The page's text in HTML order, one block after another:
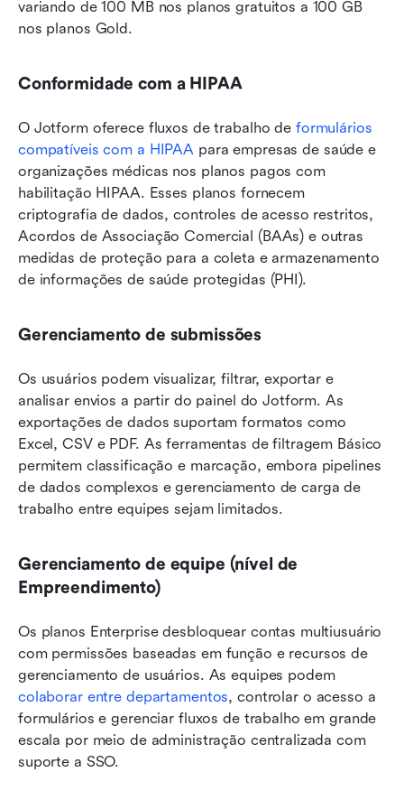
variando de 100 MB nos planos gratuitos a 100 GB
nos planos Gold.
Conformidade com a HIPAA
O Jotform oferece fluxos de trabalho de formulários
compatíveis com a HIPAA para empresas de saúde e
organizações médicas nos planos pagos com
habilitação HIPAA. Esses planos fornecem
criptografia de dados, controles de acesso restritos,
Acordos de Associação Comercial (BAAs) e outras
medidas de proteção para a coleta e armazenamento
de informações de saúde protegidas (PHI).
Gerenciamento de submissões
Os usuários podem visualizar, filtrar, exportar e
analisar envios a partir do painel do Jotform. As
exportações de dados suportam formatos como
Excel, CSV e PDF. As ferramentas de filtragem Básico
permitem classificação e marcação, embora pipelines
de dados complexos e gerenciamento de carga de
trabalho entre equipes sejam limitados.
Gerenciamento de equipe (nível de
Empreendimento)
Os planos Enterprise desbloquear contas multiusuário
com permissões baseadas em função e recursos de
gerenciamento de usuários. As equipes podem
colaborar entre departamentos, controlar o acesso a
formulários e gerenciar fluxos de trabalho em grande
escala por meio de administração centralizada com
suporte a SSO.